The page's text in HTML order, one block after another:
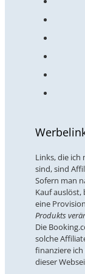
Links, die ich
sind, sind
Sofern man
Kauf auslöst,
eine
Produkts
Die
solche
finanziere
dieser